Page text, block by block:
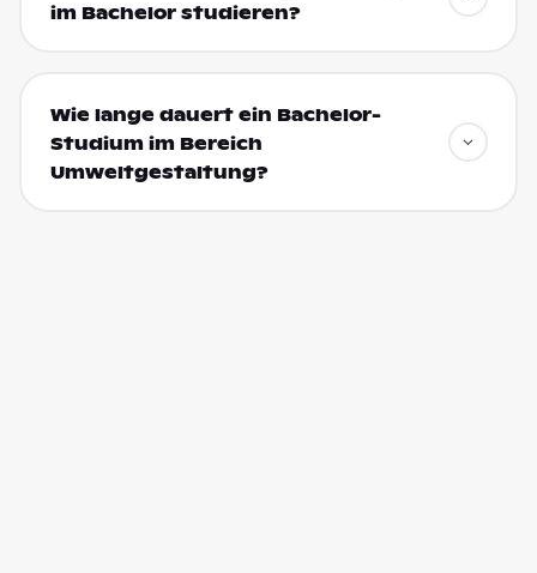
im Bachelor studieren?
Wie lange dauert ein Bachelor-
Studium im Bereich
Umweltgestaltung?